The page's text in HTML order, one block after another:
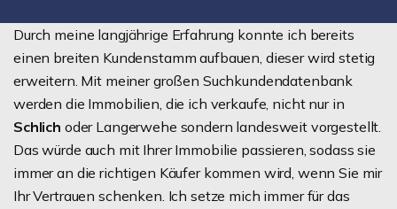
Durch meine langjährige Erfahrung konnte ich bereits
einen breiten Kundenstamm aufbauen, dieser wird stetig
erweitern. Mit meiner großen Suchkundendatenbank
werden die Immobilien, die ich verkaufe, nicht nur in
Schlich oder Langerwehe sondern landesweit vorgestellt.
Das würde auch mit Ihrer Immobilie passieren, sodass sie
immer an die richtigen Käufer kommen wird, wenn Sie mir
Ihr Vertrauen schenken. Ich setze mich immer für das